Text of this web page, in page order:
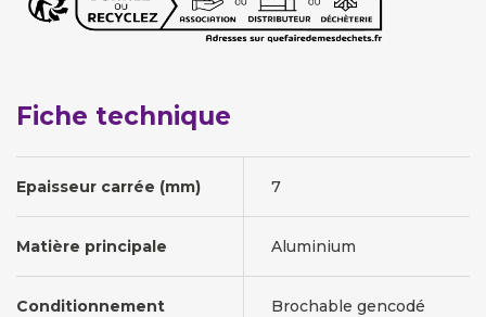
Fiche technique
Epaisseur carrée (mm) 7
Matière principale Aluminium
Conditionnement Brochable gencodé